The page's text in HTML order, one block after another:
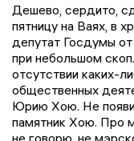
Дешево, сердито,
пятницу на Ваях, в
депутат Госдумы
при небольшом
отсутствии каких-
общественных
Юрию Хою. Не
памятник Хою. Про
не говорю, не